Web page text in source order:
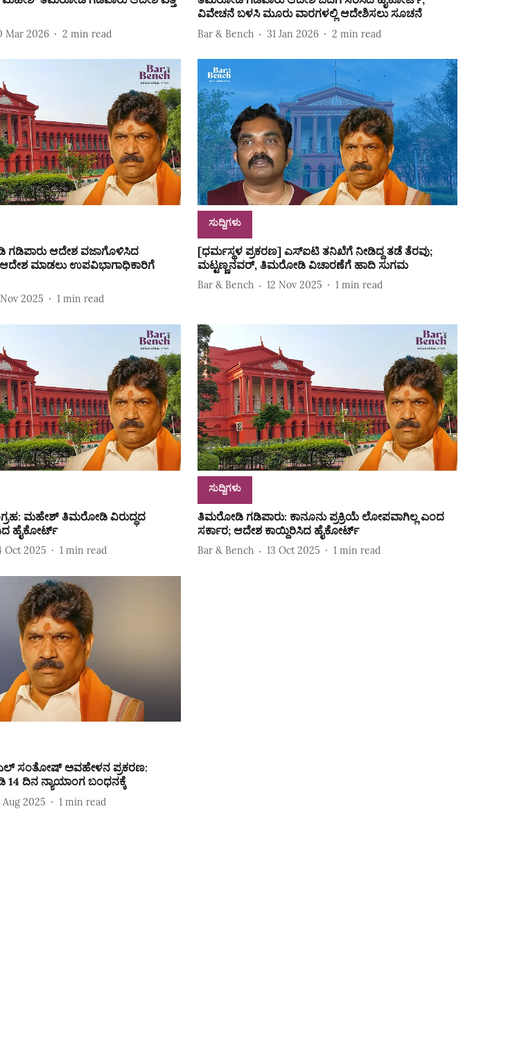
Mar 2026 2 min read
ವಿವೇಚನೆ ಬಳಸಿ ಮೂರು ವಾರಗಳಲ್ಲಿ ಆದೇಶಿಸಲು ಸೂಚನೆ
Bar & Bench 31 Jan 2026 2 min read
ಆದೇಶ ವಜಾಗೊಳಿಸಿದ
ಮಾಡಲು ಉಪವಿಭಾಗಾಧಿಕಾರಿಗೆ
Nov 2025 1 min read
ಸುದ್ದಿಗಳು
[ಧರ್ಮಸ್ಥಳ ಪ್ರಕರಣ] ಎಸ್‌ಐಟಿ ತನಿಖೆಗೆ ನೀಡಿದ್ದ ತಡೆ ತೆರವು;
ಮಟ್ಟಣ್ಣನವರ್‌, ತಿಮರೋಡಿ ವಿಚಾರಣೆಗೆ ಹಾದಿ ಸುಗಮ
Bar & Bench 12 Nov 2025 1 min read
ಸಂಗ್ರಹ: ಮಹೇಶ್‌ ತಿಮರೋಡಿ ವಿರುದ್ಧದ
ಹೈಕೋರ್ಟ್‌
Oct 2025 1 min read
ಸುದ್ದಿಗಳು
ತಿಮರೋಡಿ ಗಡಿಪಾರು: ಕಾನೂನು ಪ್ರಕ್ರಿಯೆ ಲೋಪವಾಗಿಲ್ಲ ಎಂದ
ಸರ್ಕಾರ; ಆದೇಶ ಕಾಯ್ದಿರಿಸಿದ ಹೈಕೋರ್ಟ್‌
Bar & Bench 13 Oct 2025 1 min read
ಸಂತೋಷ್‌ ಅವಹೇಳನ ಪ್ರಕರಣ:
ದಿನ ನ್ಯಾಯಾಂಗ ಬಂಧನಕ್ಕೆ
Aug 2025 1 min read